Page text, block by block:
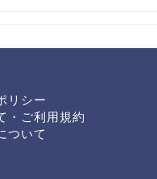
リシー
・ご利用規約
ついて